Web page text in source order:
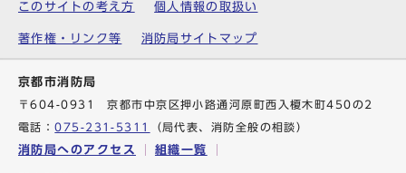
このサイトの考え方 個人情報の取扱い
著作権・リンク等 消防局サイトマップ
京都市消防局
〒604-0931 京都市中京区押小路通河原町西入榎木町450の2
電話：075-231-5311 （局代表、消防全般の相談）
消防局へのアクセス 組織一覧